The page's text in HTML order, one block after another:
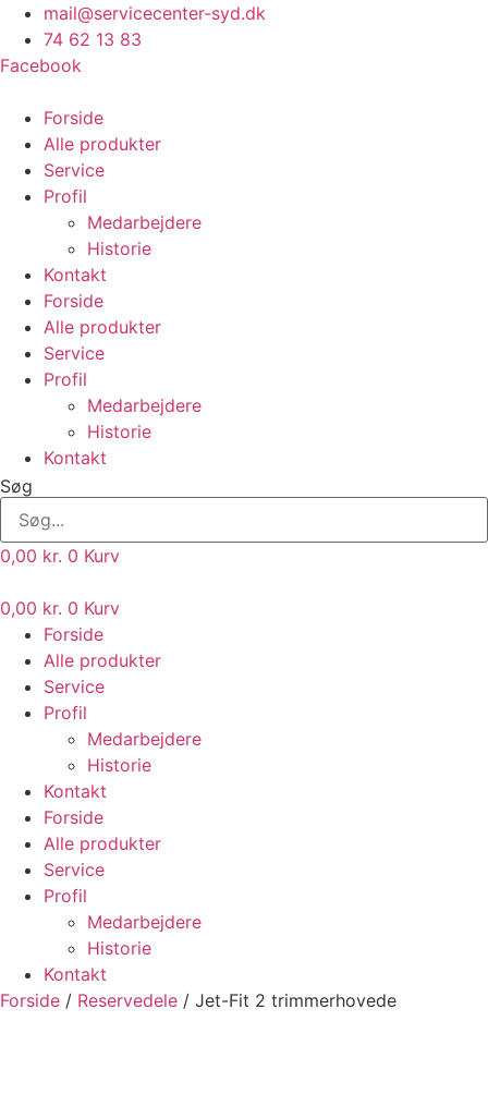
Videre
indhold
mail@servicecenter-syd.dk
74 62 13 83
Facebook
Forside
Alle produkter
Service
Profil
Medarbejdere
Historie
Kontakt
Forside
Alle produkter
Service
Profil
Medarbejdere
Historie
Kontakt
Søg
0,00 kr. 0 Kurv
0,00 kr. 0 Kurv
Forside
Alle produkter
Service
Profil
Medarbejdere
Historie
Kontakt
Forside
Alle produkter
Service
Profil
Medarbejdere
Historie
Kontakt
Forside / Reservedele / Jet-Fit 2 trimmerhovede